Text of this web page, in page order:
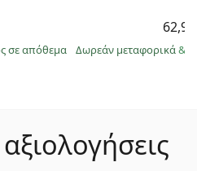
σε απόθεμα Δωρεάν μεταφορικά&